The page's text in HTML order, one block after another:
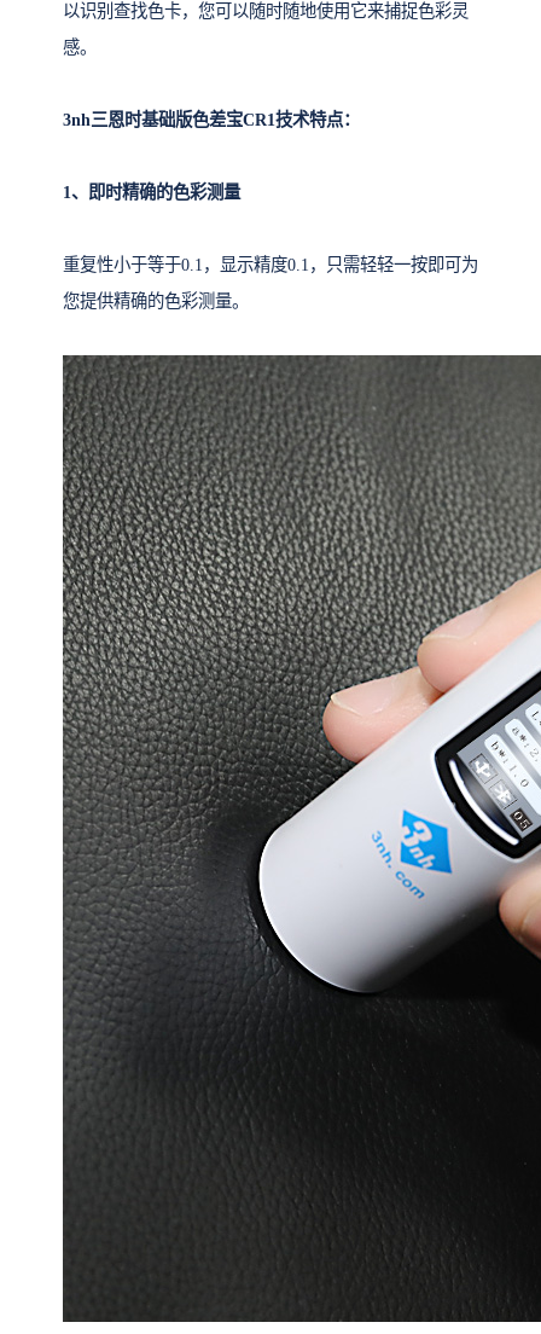
以识别查找色卡，您可以随时随地使用它来捕捉色彩灵
感。
3nh三恩时基础版色差宝CR1技术特点：
1、即时精确的色彩测量
重复性小于等于0.1，显示精度0.1，只需轻轻一按即可为
您提供精确的色彩测量。